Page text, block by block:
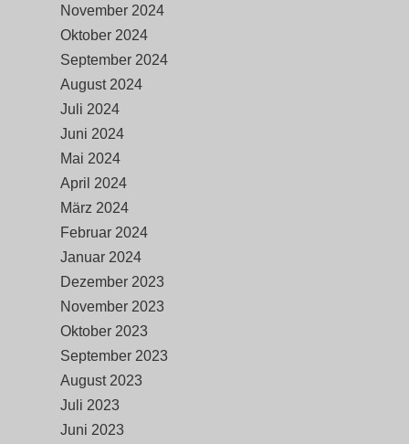
November 2024
Oktober 2024
September 2024
August 2024
Juli 2024
Juni 2024
Mai 2024
April 2024
März 2024
Februar 2024
Januar 2024
Dezember 2023
November 2023
Oktober 2023
September 2023
August 2023
Juli 2023
Juni 2023